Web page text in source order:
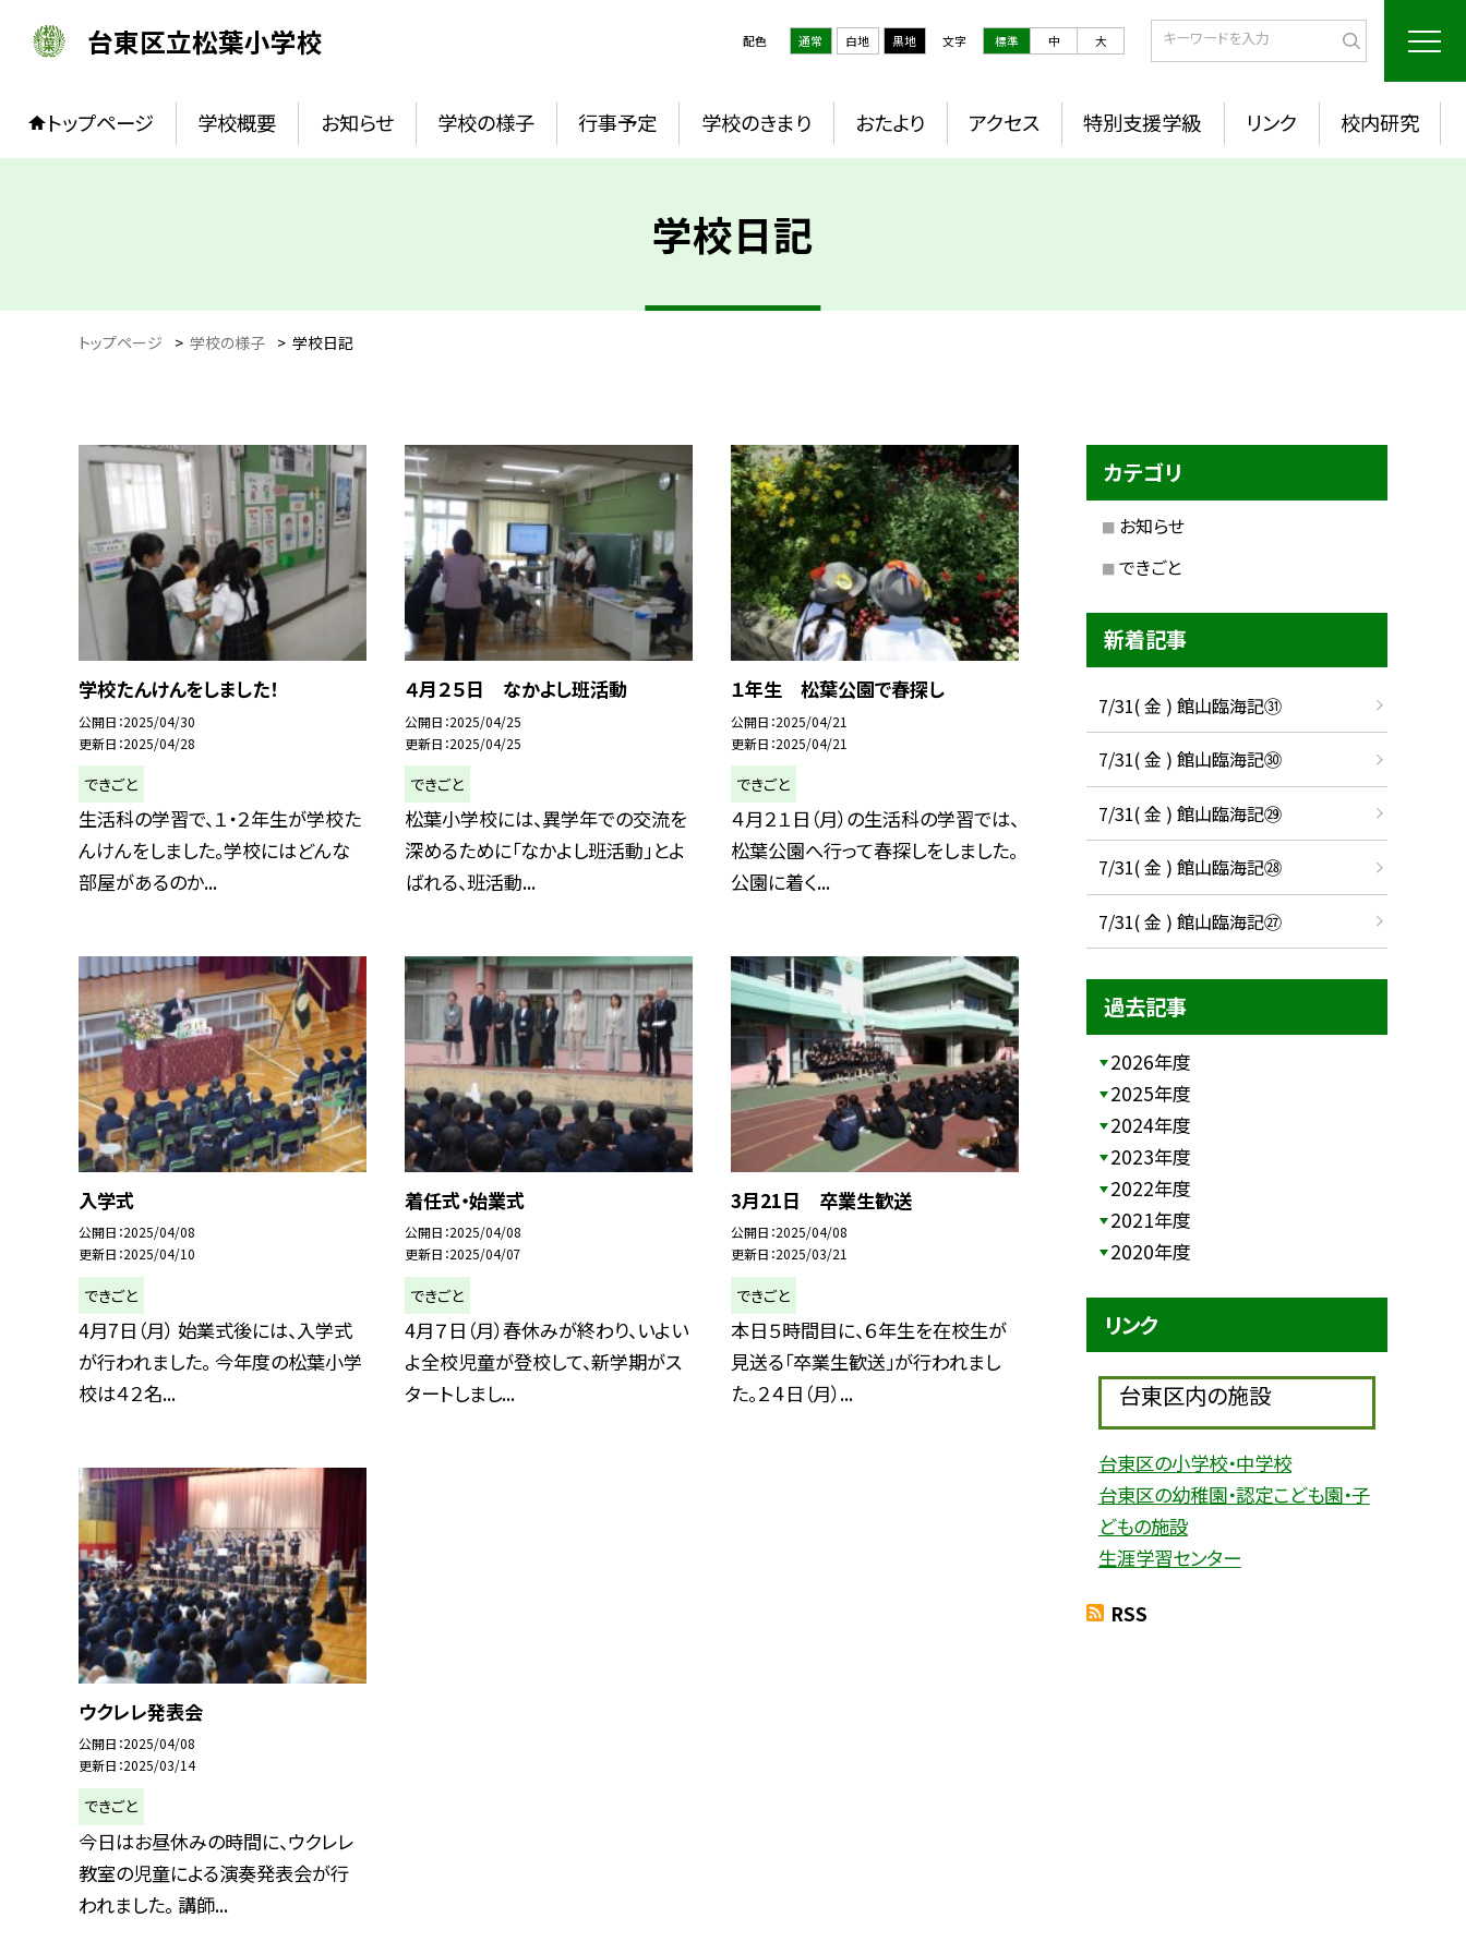
台東区立松葉小学校 配色 通常 白地 黒地 文字 標準 中 大
トップページ 学校概要 お知らせ 学校の様子 行事予定 学校のきまり おたより アクセス 特別支援学級 リンク 校内研究
学校日記
トップページ > 学校の様子 > 学校日記
学校たんけんをしました！
公開日 2025/04/30
更新日 2025/04/28
できごと
生活科の学習で、１・２年生が学校た
んけんをしました。学校にはどんな
部屋があるのか...
４月２５日 なかよし班活動
公開日 2025/04/25
更新日 2025/04/25
できごと
松葉小学校には、異学年での交流を
深めるために「なかよし班活動」とよ
ばれる、班活動...
１年生 松葉公園で春探し
公開日 2025/04/21
更新日 2025/04/21
できごと
４月２１日（月）の生活科の学習では、
松葉公園へ行って春探しをしました。
公園に着く...
入学式
公開日 2025/04/08
更新日 2025/04/10
できごと
4月7日（月） 始業式後には、入学式
が行われました。 今年度の松葉小学
校は４２名...
着任式・始業式
公開日 2025/04/08
更新日 2025/04/07
できごと
4月７日（月）春休みが終わり、いよい
よ全校児童が登校して、新学期がス
タートしまし...
3月21日 卒業生歓送
公開日 2025/04/08
更新日 2025/03/21
できごと
本日５時間目に、６年生を在校生が
見送る「卒業生歓送」が行われまし
た。２４日（月）...
ウクレレ発表会
公開日 2025/04/08
更新日 2025/03/14
できごと
今日はお昼休みの時間に、ウクレレ
教室の児童による演奏発表会が行
われました。 講師...
カテゴリ
お知らせ
できごと
新着記事
7/31( 金 ) 館山臨海記㉛
7/31( 金 ) 館山臨海記㉚
7/31( 金 ) 館山臨海記㉙
7/31( 金 ) 館山臨海記㉘
7/31( 金 ) 館山臨海記㉗
過去記事
2026年度
2025年度
2024年度
2023年度
2022年度
2021年度
2020年度
リンク
台東区内の施設
台東区の小学校・中学校
台東区の幼稚園・認定こども園・子
どもの施設
生涯学習センター
RSS